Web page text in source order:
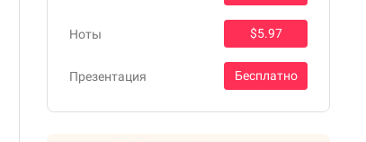
Ноты $5.97
Презентация Бесплатно